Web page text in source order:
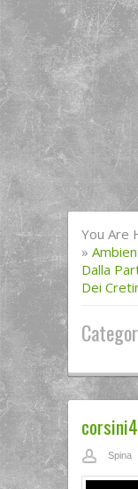
You Are
»
Dalla
Dei
corsini4
Spina